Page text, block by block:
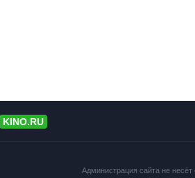
KINO.RU
Администрация сайта не